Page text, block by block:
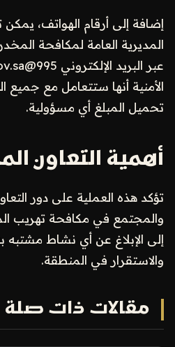
إضافة إلى أرقام الهواتف، يمكن
عبر البريد الإلكتروني 995@gdnc.gov.sa
الأمنية أنها ستتعامل مع جميع
تحميل المبلغ أي مسؤولية.
أهمية التعاون
تؤكد هذه العملية على دور
والمجتمع في مكافحة تهريب
إلى الإبلاغ عن أي نشاط مشتبه
والاستقرار في المنطقة.
مقالات ذات صلة